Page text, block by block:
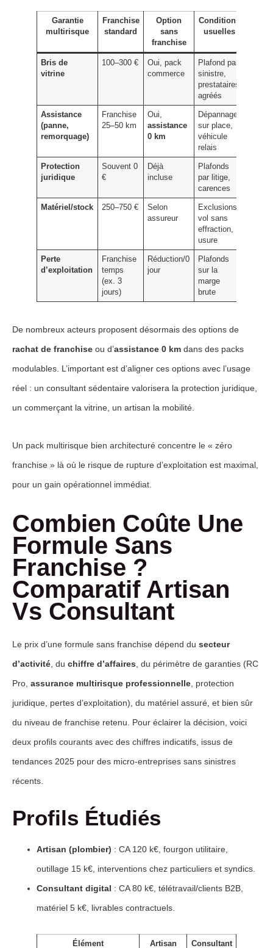
Garantie
multirisque
Franchise
standard
Option
sans
franchise
Conditions
usuelles
Bris de
vitrine
100–300 €
Oui, pack
commerce
Plafond par
sinistre,
prestataires
agréés
Assistance
(panne,
remorquage)
Franchise
25–50 km
Oui,
assistance
0 km
Dépannage
sur place,
véhicule
relais
Protection
juridique
Souvent 0
€
Déjà
incluse
Plafonds
par litige,
carences
Matériel/stock 250–750 €
Selon
assureur
Exclusions
vol sans
effraction,
usure
Perte
d’exploitation
Franchise
temps
(ex. 3
jours)
Réduction/0
jour
Plafonds
sur la
marge
brute
De nombreux acteurs proposent désormais des options de
rachat de franchise ou d’assistance 0 km dans des packs
modulables. L’important est d’aligner ces options avec l’usage
réel : un consultant sédentaire valorisera la protection juridique,
un commerçant la vitrine, un artisan la mobilité.
Un pack multirisque bien architecturé concentre le « zéro
franchise » là où le risque de rupture d’exploitation est maximal,
pour un gain opérationnel immédiat.
Combien Coûte Une
Formule Sans
Franchise ?
Comparatif Artisan
Vs Consultant
Le prix d’une formule sans franchise dépend du secteur
d’activité , du chiffre d’affaires , du périmètre de garanties (RC
Pro, assurance multirisque professionnelle , protection
juridique, pertes d’exploitation), du matériel assuré, et bien sûr
du niveau de franchise retenu. Pour éclairer la décision, voici
deux profils courants avec des chiffres indicatifs, issus de
tendances 2025 pour des micro-entreprises sans sinistres
récents.
Profils Étudiés
Artisan (plombier) : CA 120 k€, fourgon utilitaire,
outillage 15 k€, interventions chez particuliers et syndics.
Consultant digital : CA 80 k€, télétravail/clients B2B,
matériel 5 k€, livrables contractuels.
Élément
Artisan
Consultant